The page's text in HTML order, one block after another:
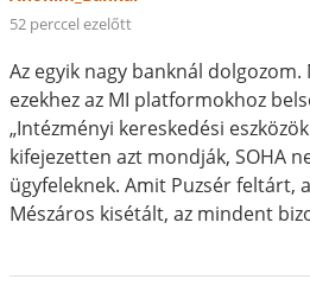
52 perccel ezelőtt
Az egyik nagy banknál
ezekhez az MI platformokhoz
„Intézményi kereskedési
kifejezetten azt mondják, SOHA
ügyfeleknek. Amit Puzsér feltárt,
Mészáros kisétált, az mindent